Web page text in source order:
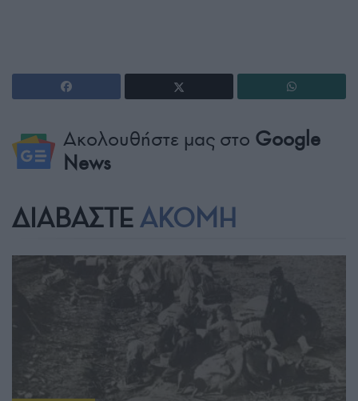
Ακολουθήστε μας στο Google
News
ΔΙΑΒΑΣΤΕ ΑΚΟΜΗ